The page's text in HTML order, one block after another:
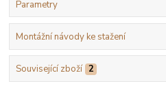
Parametry
Montážní návody ke stažení
Související zboží 2